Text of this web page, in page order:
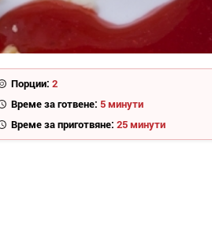
Порции: 2
Време за готвене: 5 минути
Време за приготвяне: 25 минути